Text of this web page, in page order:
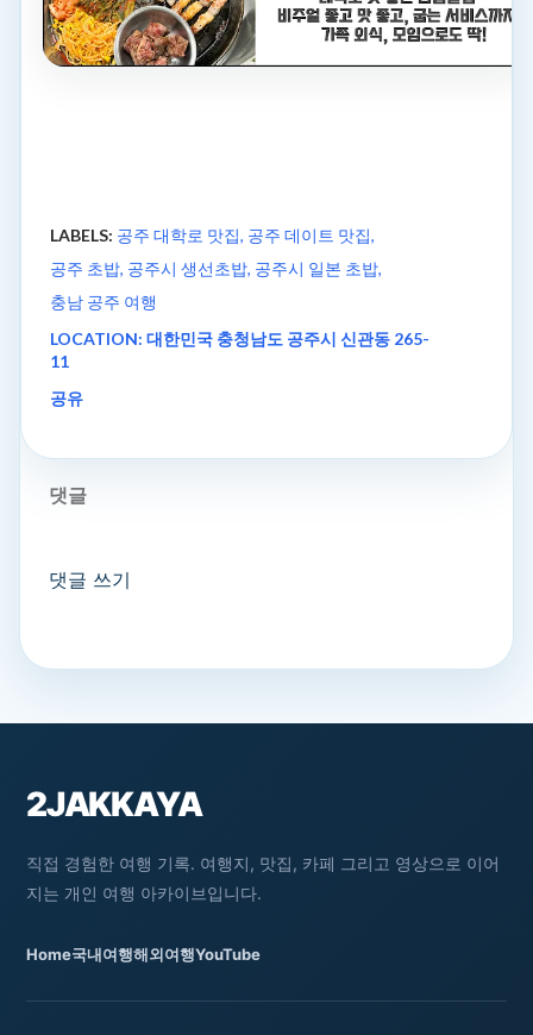
LABELS: 공주 대학로 맛집 공주 데이트 맛집
공주 초밥 공주시 생선초밥 공주시 일본 초밥
충남 공주 여행
LOCATION: 대한민국 충청남도 공주시 신관동 265-
11
공유
댓글
댓글 쓰기
2JAKKAYA
직접 경험한 여행 기록. 여행지, 맛집, 카페 그리고 영상으로 이어
지는 개인 여행 아카이브입니다.
Home국내여행해외여행YouTube